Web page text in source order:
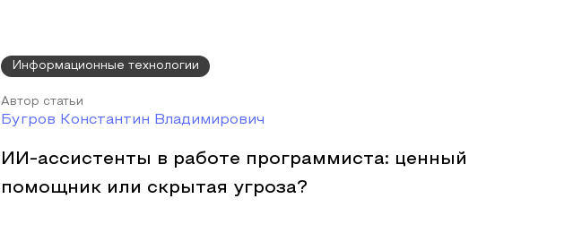
Информационные технологии
Автор статьи
Бугров Константин Владимирович
ИИ-ассистенты в работе программиста: ценный
помощник или скрытая угроза?